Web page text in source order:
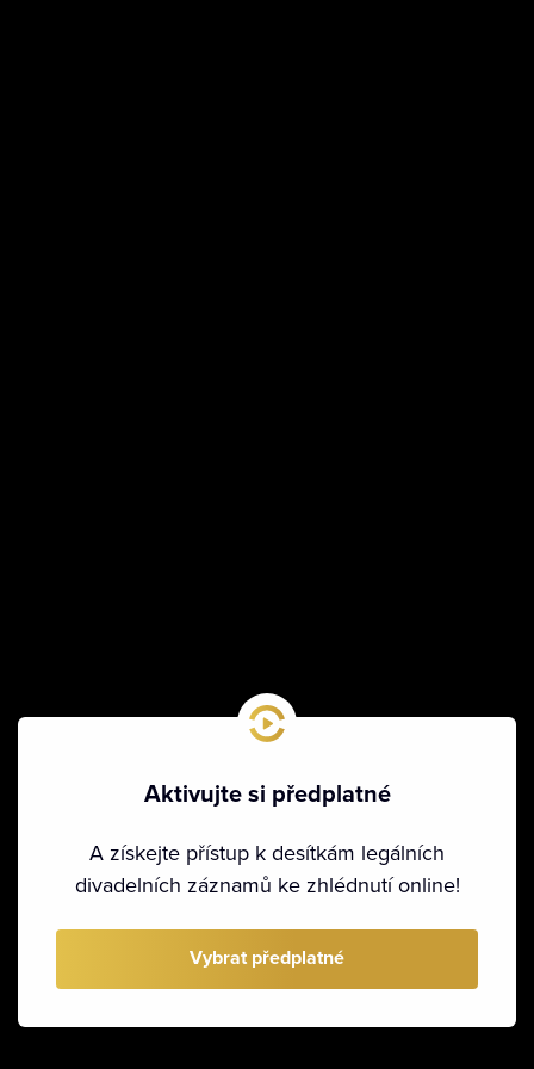
Aktivujte si předplatné
A získejte přístup k desítkám legálních
divadelních záznamů ke zhlédnutí online!
Vybrat předplatné